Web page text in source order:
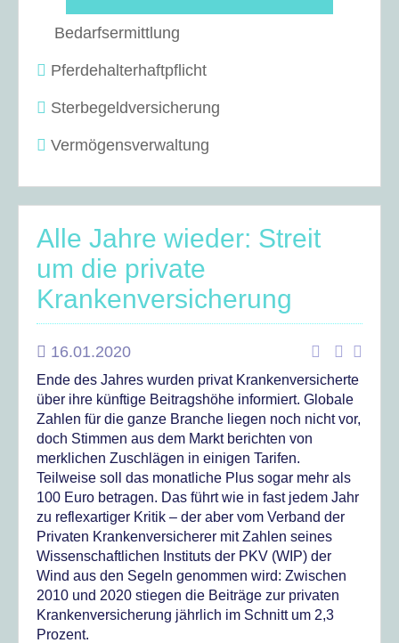
Bedarfsermittlung
Pferdehalterhaftpflicht
Sterbegeldversicherung
Vermögensverwaltung
Alle Jahre wieder: Streit
um die private
Krankenversicherung
16.01.2020
Ende des Jahres wurden privat Krankenversicherte
über ihre künftige Beitragshöhe informiert. Globale
Zahlen für die ganze Branche liegen noch nicht vor,
doch Stimmen aus dem Markt berichten von
merklichen Zuschlägen in einigen Tarifen.
Teilweise soll das monatliche Plus sogar mehr als
100 Euro betragen. Das führt wie in fast jedem Jahr
zu reflexartiger Kritik – der aber vom Verband der
Privaten Krankenversicherer mit Zahlen seines
Wissenschaftlichen Instituts der PKV (WIP) der
Wind aus den Segeln genommen wird: Zwischen
2010 und 2020 stiegen die Beiträge zur privaten
Krankenversicherung jährlich im Schnitt um 2,3
Prozent.